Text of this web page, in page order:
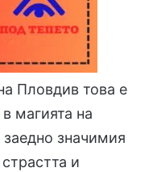
Пловдив това е
магията на
заедно значимия
и